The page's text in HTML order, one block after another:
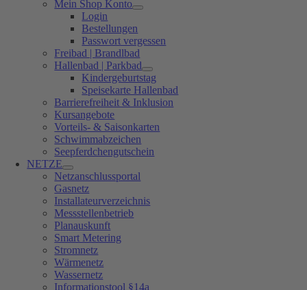
Mein Shop Konto
Login
Bestellungen
Passwort vergessen
Freibad | Brandlbad
Hallenbad | Parkbad
Kindergeburtstag
Speisekarte Hallenbad
Barrierefreiheit & Inklusion
Kursangebote
Vorteils- & Saisonkarten
Schwimmabzeichen
Seepferdchengutschein
NETZE
Netzanschlussportal
Gasnetz
Installateurverzeichnis
Messstellenbetrieb
Planauskunft
Smart Metering
Stromnetz
Wärmenetz
Wassernetz
Informationstool §14a